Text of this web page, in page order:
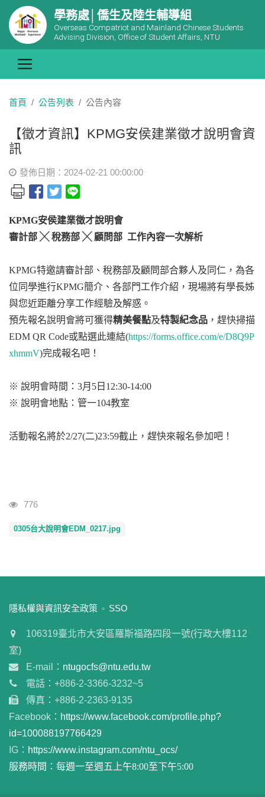
學務處│僑生及陸生輔導組
Overseas Compatriot and Mainland Chinese Students
Advising Division, Office of Student Affairs, NTU
首頁 公告列表 公告內容
【徵才資訊】KPMG安侯建業徵才說明會資
訊
發佈日期：2024-02-21 00:00:00
KPMG安侯建業徵才說明會
審計部 ╳ 稅務部 ╳ 顧問部 工作內容一次解析
KPMG特邀請審計部、稅務部及顧問部合夥人及同仁，為各
位同學進行KPMG簡介、各部門工作介紹，現場將有學長姊
與您近距離分享工作經驗及解惑。
預先報名說明會將可獲得精美餐點及特製紀念品 ，趕快掃描
EDM QR Code或點選此連結(https://forms.office.com/e/D8Q9P
xhmmV)完成報名吧！
※ 說明會時間：3月5日12:30-14:00
※ 說明會地點：管一104教室
活動報名將於2/27(二)23:59截止，趕快來報名參加吧！
瀏覽人次
776
0305台大說明會EDM_0217.jpg
:::
隱私權與資訊安全政策 SSO
106319臺北市大安區羅斯福路四段一號(行政大樓112
室)
E-mail： ntugocfs@ntu.edu.tw
電話：+886-2-3366-3232~5
傳真：+886-2-2363-9135
Facebook： https://www.facebook.com/profile.php?
id=100088197766429
IG： https://www.instagram.com/ntu_ocs/
服務時間：每週一至週五上午8:00至下午5:00